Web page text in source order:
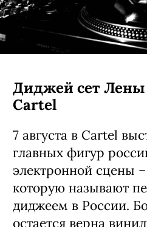
Диджей сет
Cartel
7 августа в Cartel
главных фигур
электронной сцены
которую называют
диджеем в России.
остается верна